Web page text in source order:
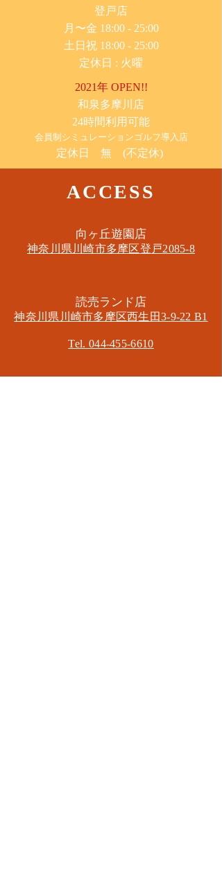
​登戸店
月〜金 18:00 - 25:00
土日祝 18:00 - 25:00
​定休日 : 火曜
2021年 OPEN!!
​和泉多摩川店
24時間利用可能
​会員制シミュレーションゴルフ導入店
定休日 無 (不定休)
ACCESS
​向ヶ丘遊園店
神奈川県川崎市多摩区​登戸2085-8
​読売ランド店
神奈川県川崎市多摩区​西生田3-9-22 B1
Tel. 044-455-6610